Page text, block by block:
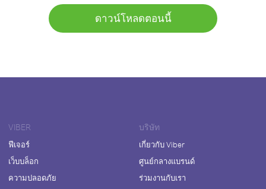
ดาวน์โหลดตอนนี้
VIBER
ฟีเจอร์
เว็บบล็อก
ความปลอดภัย
บริษัท
เกี่ยวกับ Viber
ศูนย์กลางแบรนด์
ร่วมงานกับเรา